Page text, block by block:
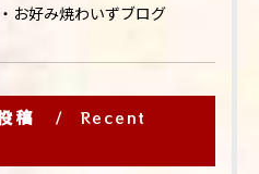
お好み焼わいずブログ
稿
Recent